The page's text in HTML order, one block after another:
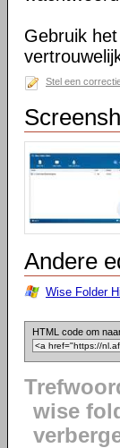
Gebruik het
Stel een
Andere
Wise Folder
HTML code om
wise